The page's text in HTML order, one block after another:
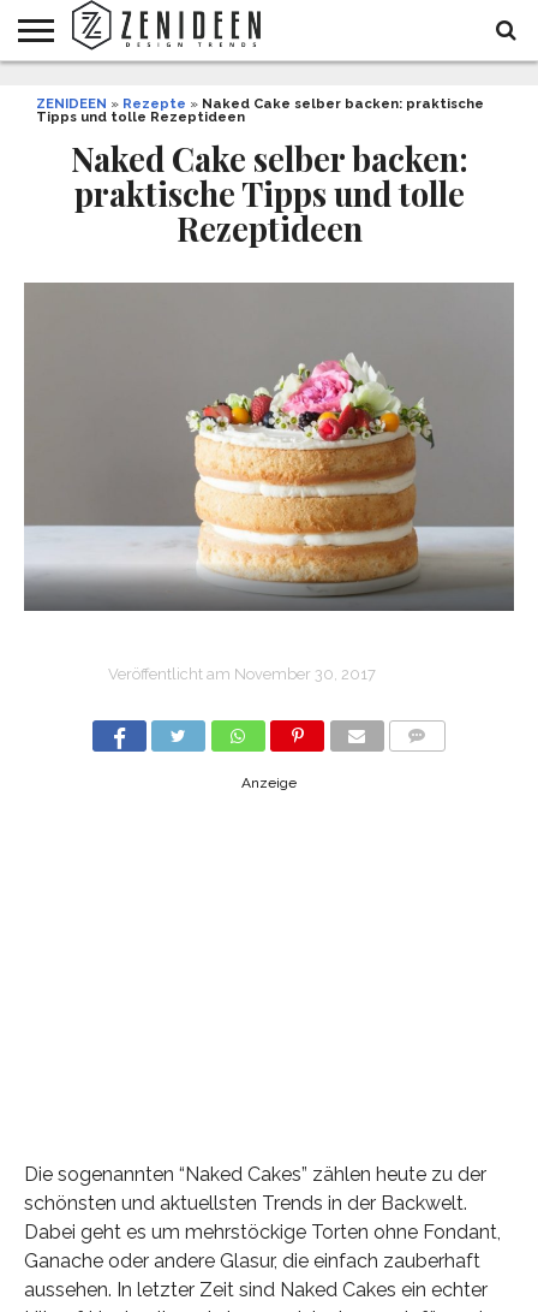
INNENDESIGN
ARCHITEKTUR
GARTEN
UND
LIFESTYLE
DEKO
&
DIY
STYLE
REZEPTE
GESUNDHEIT
WEIHNACHTEN
ZENIDEEN » Rezepte » Naked Cake selber backen: praktische
Tipps und tolle Rezeptideen
Naked Cake selber backen:
praktische Tipps und tolle
Rezeptideen
Veröffentlicht am November 30, 2017
Anzeige
Die sogenannten “Naked Cakes” zählen heute zu der
schönsten und aktuellsten Trends in der Backwelt.
Dabei geht es um mehrstöckige Torten ohne Fondant,
Ganache oder andere Glasur, die einfach zauberhaft
aussehen. In letzter Zeit sind Naked Cakes ein echter